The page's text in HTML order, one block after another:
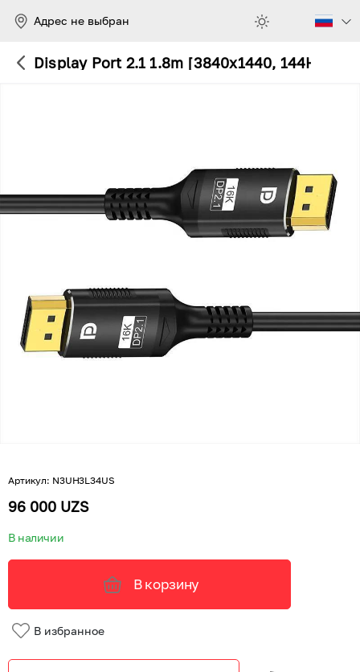
Адрес не выбран
Display Port 2.1 1.8m [3840x1440, 144Hz]
Артикул: N3UH3L34US
96 000 UZS
В наличии
В корзину
В избранное